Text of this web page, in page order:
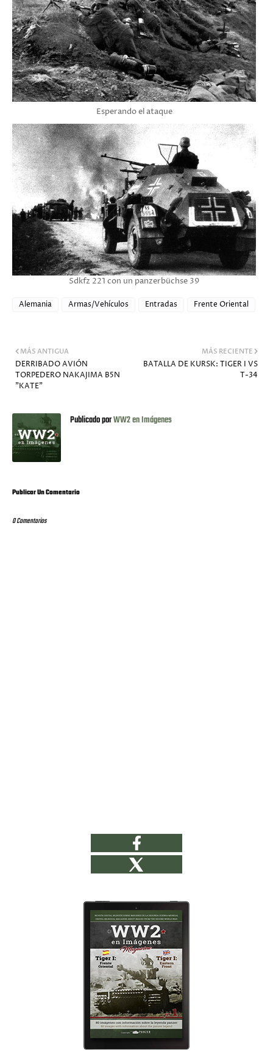
Esperando el ataque
Sdkfz 221 con un panzerbüchse 39
Alemania Armas/Vehículos Entradas Frente Oriental
MÁS RECIENTE
BATALLA DE KURSK: TIGER I VS
T-34
MÁS ANTIGUA
DERRIBADO AVIÓN
TORPEDERO NAKAJIMA B5N
"KATE"
Publicado porWW2 en Imágenes
Publicar Un Comentario
0 Comentarios